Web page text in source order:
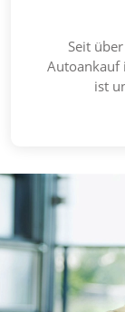
Seit
Autoankauf
ist